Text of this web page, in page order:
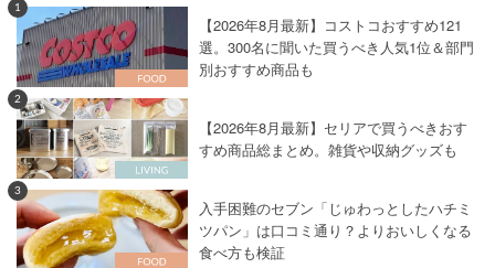
1
【2026年8月最新】コストコおすすめ121
選。300名に聞いた買うべき人気1位＆部門
別おすすめ商品も
2
【2026年8月最新】セリアで買うべきおす
すめ商品総まとめ。雑貨や収納グッズも
3
入手困難のセブン「じゅわっとしたハチミ
ツパン」は口コミ通り？よりおいしくなる
食べ方も検証